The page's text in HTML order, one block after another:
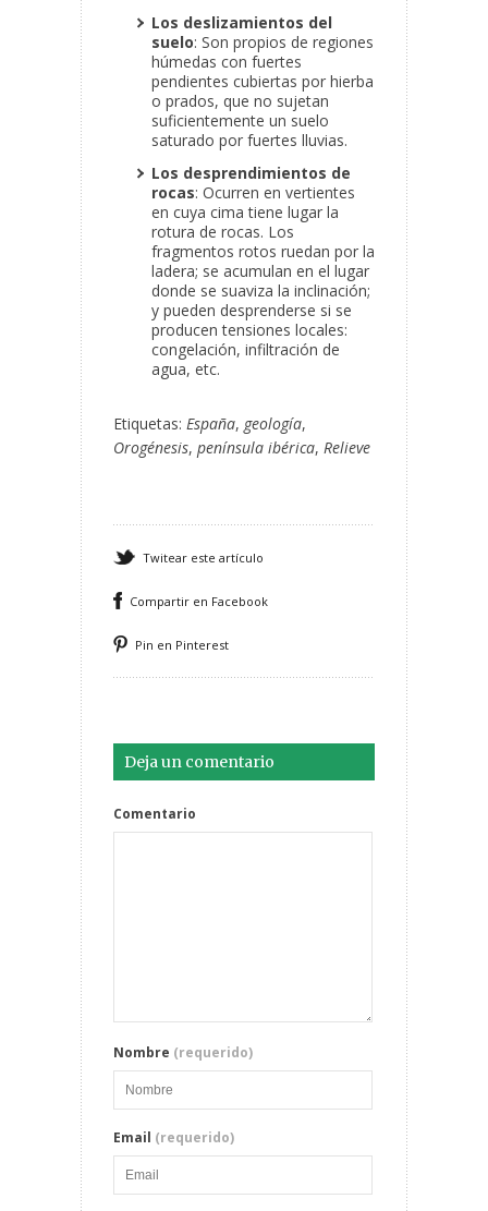
Los deslizamientos del
suelo: Son propios de regiones
húmedas con fuertes
pendientes cubiertas por hierba
o prados, que no sujetan
suficientemente un suelo
saturado por fuertes lluvias.
Los desprendimientos de
rocas: Ocurren en vertientes
en cuya cima tiene lugar la
rotura de rocas. Los
fragmentos rotos ruedan por la
ladera; se acumulan en el lugar
donde se suaviza la inclinación;
y pueden desprenderse si se
producen tensiones locales:
congelación, infiltración de
agua, etc.
Etiquetas: España, geología,
Orogénesis, península ibérica, Relieve
Twitear este artículo
Compartir en Facebook
Pin en Pinterest
Deja un comentario
Comentario
Nombre (requerido)
Email (requerido)